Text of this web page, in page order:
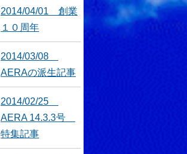
2014/04/01 創業
１０周年
2014/03/08
AERAの派生記事
2014/02/25
AERA 14.3.3号
特集記事